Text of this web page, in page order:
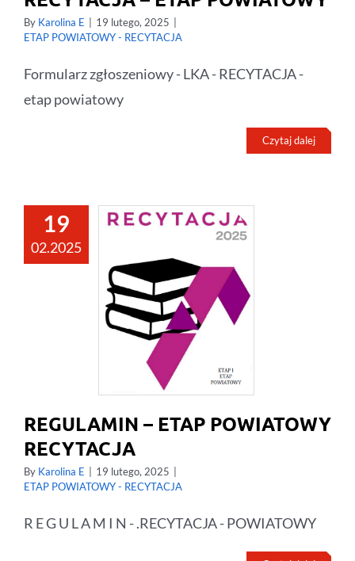
By Karolina E 19 lutego, 2025
ETAP POWIATOWY - RECYTACJA
Formularz zgłoszeniowy - LKA - RECYTACJA -
etap powiatowy
Czytaj dalej
19
02.2025
REGULAMIN – ETAP POWIATOWY
RECYTACJA
By Karolina E 19 lutego, 2025
ETAP POWIATOWY - RECYTACJA
R E G U L A M I N - .RECYTACJA - POWIATOWY